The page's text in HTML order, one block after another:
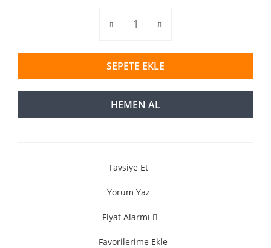
SEPETE EKLE
HEMEN AL
Tavsiye Et
Yorum Yaz
Fiyat Alarmı
Favorilerime Ekle